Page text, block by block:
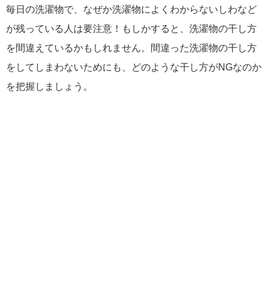
毎日の洗濯物で、なぜか洗濯物によくわからないしわなど
が残っている人は要注意！もしかすると、洗濯物の干し方
を間違えているかもしれません。間違った洗濯物の干し方
をしてしまわないためにも、どのような干し方がNGなのか
を把握しましょう。